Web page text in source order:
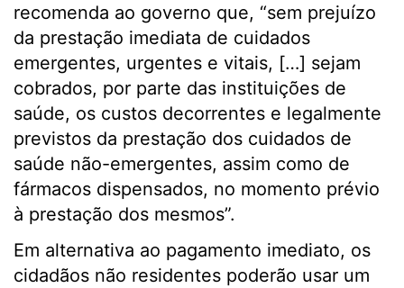
recomenda ao governo que, “sem prejuízo
da prestação imediata de cuidados
emergentes, urgentes e vitais, […] sejam
cobrados, por parte das instituições de
saúde, os custos decorrentes e legalmente
previstos da prestação dos cuidados de
saúde não-emergentes, assim como de
fármacos dispensados, no momento prévio
à prestação dos mesmos”.
Em alternativa ao pagamento imediato, os
cidadãos não residentes poderão usar um